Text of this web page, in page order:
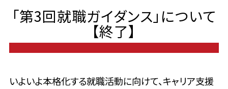
「第3回就職ガイダンス」について
【終了】
いよいよ本格化する就職活動に向けて、キャリア支援